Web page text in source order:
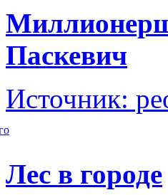
Паскевич
Источник:
Лес в городе